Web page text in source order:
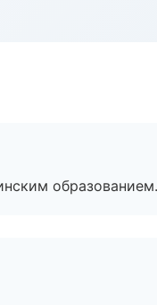
образованием.